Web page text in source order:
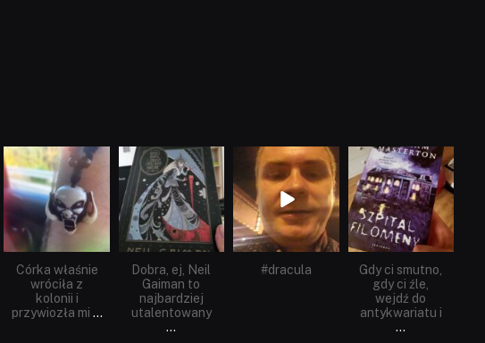
dobryhorror
Lip 14
Córka właśnie
wróciła z
kolonii i
przywiozła mi ...
dobryhorror
Cze 16
Dobra, ej, Neil
Gaiman to
najbardziej
utalentowany
...
dobryhorror
Maj 25
#dracula
dobryhorror
Maj 22
Gdy ci smutno,
gdy ci źle,
wejdź do
antykwariatu i
...